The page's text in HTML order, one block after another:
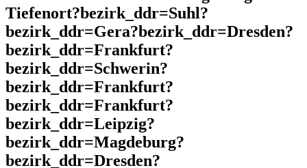
Tiefenort?bezirk_ddr=Suhl?
bezirk_ddr=Gera?bezirk_ddr=Dresden?
bezirk_ddr=Frankfurt?
bezirk_ddr=Schwerin?
bezirk_ddr=Frankfurt?
bezirk_ddr=Frankfurt?
bezirk_ddr=Leipzig?
bezirk_ddr=Magdeburg?
bezirk_ddr=Dresden?